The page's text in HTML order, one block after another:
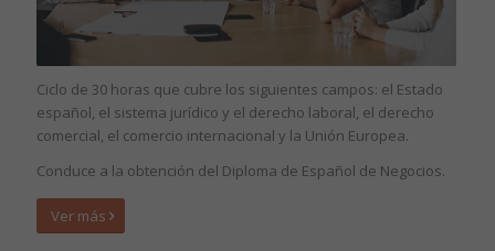
Ciclo de 30 horas que cubre los siguientes campos: el Estado
español, el sistema jurídico y el derecho laboral, el derecho
comercial, el comercio internacional y la Unión Europea.
Conduce a la obtención del Diploma de Español de Negocios.
Ver más